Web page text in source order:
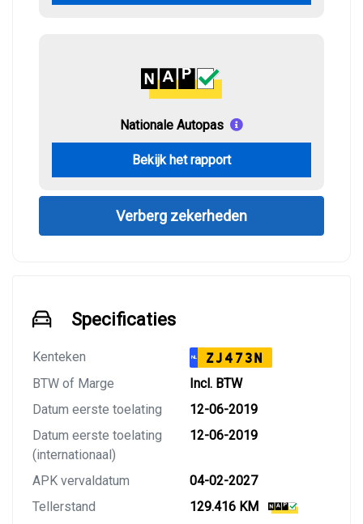
Nationale Autopas
Bekijk het rapport
Verberg zekerheden
Specificaties
Kenteken NL ZJ473N
BTW of Marge
Incl. BTW
Datum eerste toelating
12-06-2019
Datum eerste toelating
(internationaal)
12-06-2019
APK vervaldatum
04-02-2027
Tellerstand
129.416 KM